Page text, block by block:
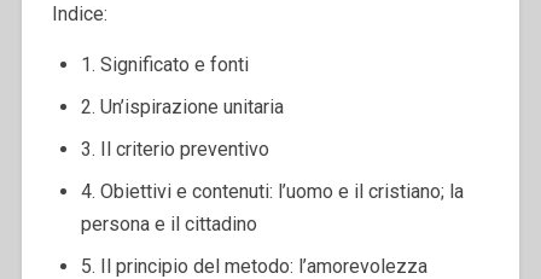
Indice:
1. Significato e fonti
2. Un’ispirazione unitaria
3. Il criterio preventivo
4. Obiettivi e contenuti: l’uomo e il cristiano; la
persona e il cittadino
5. Il principio del metodo: l’amorevolezza